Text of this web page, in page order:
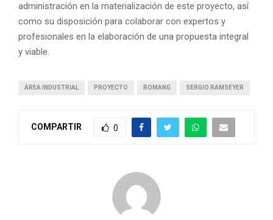
administración en la materialización de este proyecto, así
como su disposición para colaborar con expertos y
profesionales en la elaboración de una propuesta integral
y viable.
ÁREA INDUSTRIAL PROYECTO ROMANG SERGIO RAMSEYER
COMPARTIR 0